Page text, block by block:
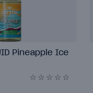
Pineapple Ice